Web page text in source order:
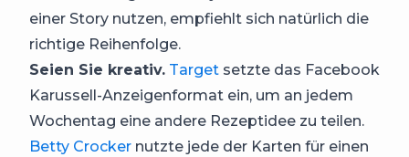
einer Story nutzen, empfiehlt sich natürlich die
richtige Reihenfolge.
Seien Sie kreativ. Target setzte das Facebook
Karussell-Anzeigenformat ein, um an jedem
Wochentag eine andere Rezeptidee zu teilen.
Betty Crocker nutzte jede der Karten für einen